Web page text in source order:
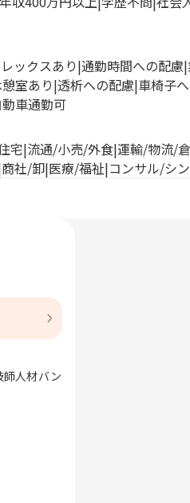
ックスあり 通勤時間への配慮
室あり 透析への配慮 車椅子
動車通勤可
宅 流通/小売/外食 運輸/物流/
商社/卸 医療/福祉 コンサル/シ
師人材バン